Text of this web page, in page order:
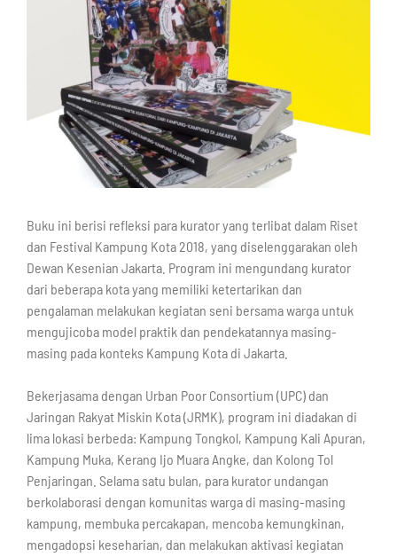
Buku ini berisi refleksi para kurator yang terlibat dalam Riset
dan Festival Kampung Kota 2018, yang diselenggarakan oleh
Dewan Kesenian Jakarta. Program ini mengundang kurator
dari beberapa kota yang memiliki ketertarikan dan
pengalaman melakukan kegiatan seni bersama warga untuk
mengujicoba model praktik dan pendekatannya masing-
masing pada konteks Kampung Kota di Jakarta. ⁣
Bekerjasama dengan Urban Poor Consortium (UPC) dan
Jaringan Rakyat Miskin Kota (JRMK), program ini diadakan di
lima lokasi berbeda: Kampung Tongkol, Kampung Kali Apuran,
Kampung Muka, Kerang Ijo Muara Angke, dan Kolong Tol
Penjaringan. Selama satu bulan, para kurator undangan
berkolaborasi dengan komunitas warga di masing-masing
kampung, membuka percakapan, mencoba kemungkinan,
mengadopsi keseharian, dan melakukan aktivasi kegiatan